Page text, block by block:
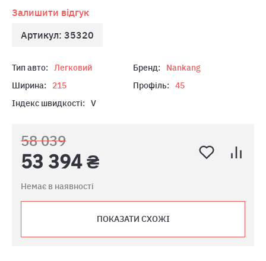
Залишити відгук
Артикул: 35320
Тип авто: Легковий Бренд:
Nankang
Ширина:
215 Профіль:
45
Індекс швидкості:
V
58 039
53 394 ₴
Немає в наявності
ПОКАЗАТИ СХОЖІ